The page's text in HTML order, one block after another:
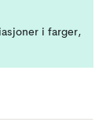
i farger,